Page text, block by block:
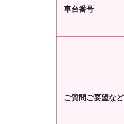
車台番号
ご質問ご要望など